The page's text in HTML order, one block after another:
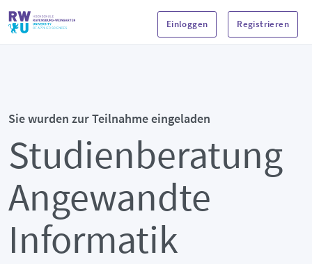
Einloggen Registrieren
Sie wurden zur Teilnahme eingeladen
Studienberatung
Angewandte
Informatik